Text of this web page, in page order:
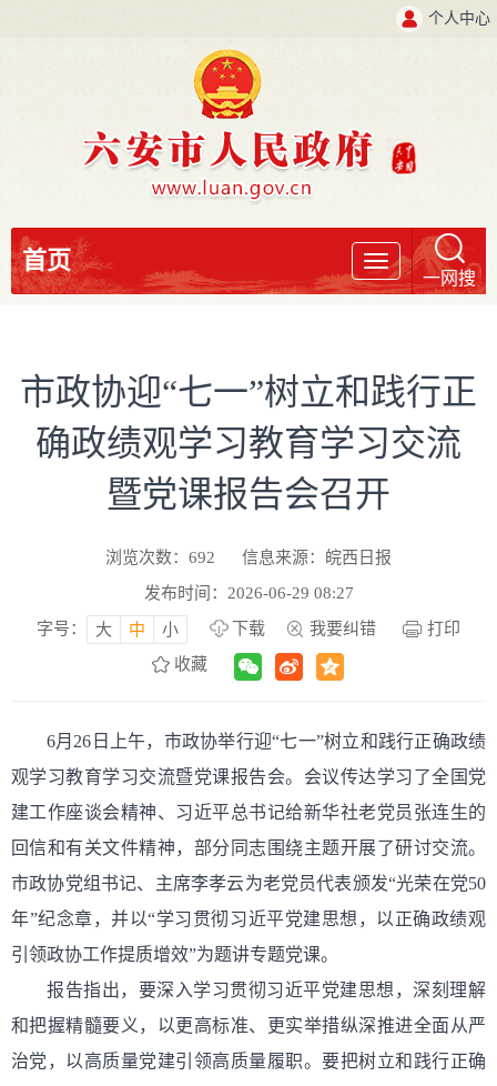
个人中心
导
航
首页
一网搜
市政协迎“七一”树立和践行正
确政绩观学习教育学习交流
暨党课报告会召开
浏览次数： 692
信息来源：皖西日报
发布时间：2026-06-29 08:27
字号：
大 中 小 下载 我要纠错
打印
收藏
6月26日上午，市政协举行迎“七一”树立和践行正确政绩
观学习教育学习交流暨党课报告会。会议传达学习了全国党
建工作座谈会精神、习近平总书记给新华社老党员张连生的
回信和有关文件精神，部分同志围绕主题开展了研讨交流。
市政协党组书记、主席李孝云为老党员代表颁发“光荣在党50
年”纪念章，并以“学习贯彻习近平党建思想，以正确政绩观
引领政协工作提质增效”为题讲专题党课。
报告指出，要深入学习贯彻习近平党建思想，深刻理解
和把握精髓要义，以更高标准、更实举措纵深推进全面从严
治党，以高质量党建引领高质量履职。要把树立和践行正确